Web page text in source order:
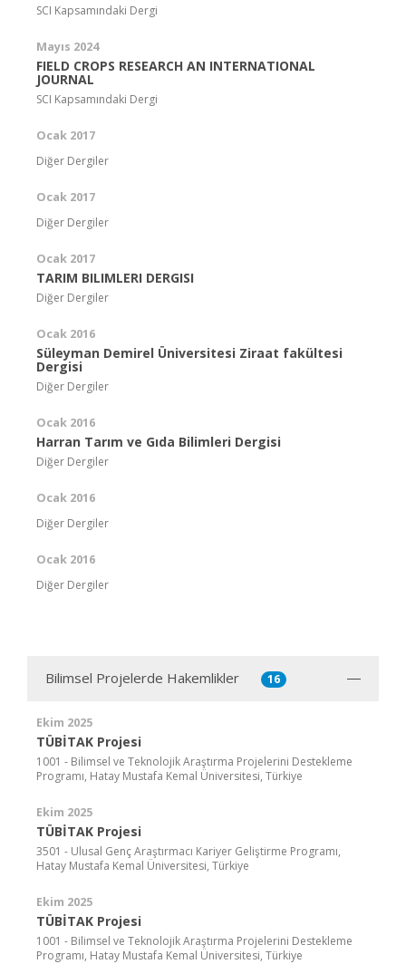
SCI Kapsamındaki Dergi
Mayıs 2024
FIELD CROPS RESEARCH AN INTERNATIONAL
JOURNAL
SCI Kapsamındaki Dergi
Ocak 2017
Diğer Dergiler
Ocak 2017
Diğer Dergiler
Ocak 2017
TARIM BILIMLERI DERGISI
Diğer Dergiler
Ocak 2016
Süleyman Demirel Üniversitesi Ziraat fakültesi
Dergisi
Diğer Dergiler
Ocak 2016
Harran Tarım ve Gıda Bilimleri Dergisi
Diğer Dergiler
Ocak 2016
Diğer Dergiler
Ocak 2016
Diğer Dergiler
Bilimsel Projelerde Hakemlikler 16
Ekim 2025
TÜBİTAK Projesi
1001 - Bilimsel ve Teknolojik Araştırma Projelerini Destekleme
Programı, Hatay Mustafa Kemal Üniversitesi, Türkiye
Ekim 2025
TÜBİTAK Projesi
3501 - Ulusal Genç Araştırmacı Kariyer Geliştirme Programı,
Hatay Mustafa Kemal Üniversitesi, Türkiye
Ekim 2025
TÜBİTAK Projesi
1001 - Bilimsel ve Teknolojik Araştırma Projelerini Destekleme
Programı, Hatay Mustafa Kemal Üniversitesi, Türkiye